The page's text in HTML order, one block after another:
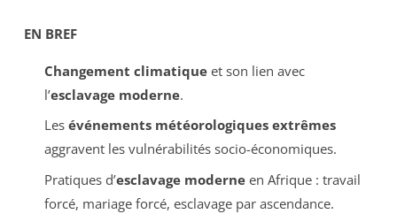
EN BREF
Changement climatiqueet son lien avec
l’esclavage moderne.
Les événements météorologiques extrêmes
aggravent les vulnérabilités socio-économiques.
Pratiques d’esclavage moderneen Afrique : travail
forcé, mariage forcé, esclavage par ascendance.